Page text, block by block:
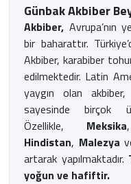
Günbak Akbiber
Akbiber, Avrupa’nın
bir baharattır.
Akbiber, karabiber
edilmektedir. Latin
yaygın olan
sayesinde birçok
Özellikle, Meksika
Hindistan, Malezya
artarak yapılmaktadır.
yoğun ve hafiftir.